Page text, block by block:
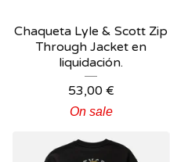
Chaqueta Lyle & Scott Zip
Through Jacket en
liquidación.
53,00 €
On sale